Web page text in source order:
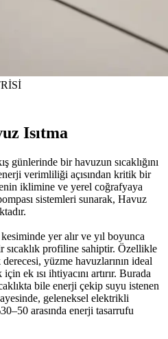
Isıtma
günlerinde bir havuzun sıcaklığını
verimliliği açısından kritik bir
iklimine ve yerel coğrafyaya
sistemleri sunarak, Havuz
yer alır ve yıl boyunca
sıcaklık profiline sahiptir. Özellikle
yüzme havuzlarının ideal
ek ısı ihtiyacını artırır. Burada
bile enerji çekip suyu istenen
geleneksel elektrikli
arasında enerji tasarrufu